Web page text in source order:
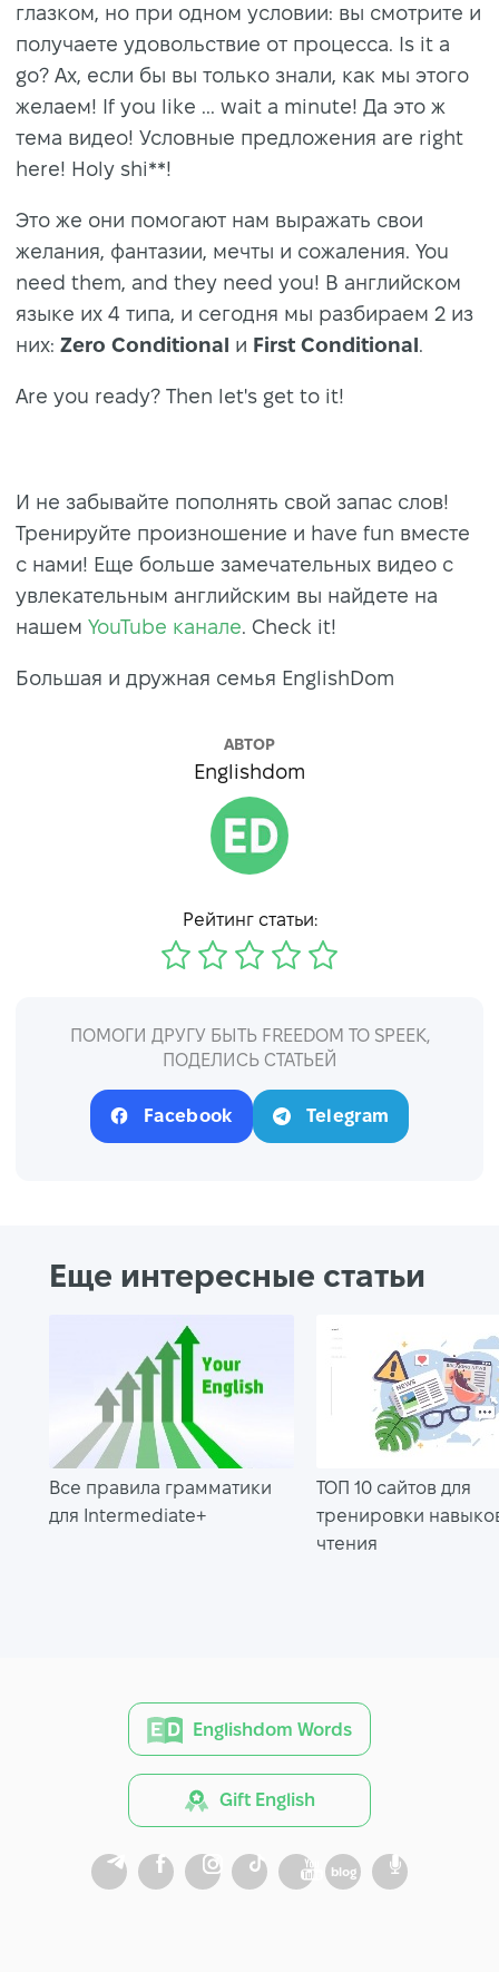
глазком, но при одном условии: вы смотрите и
получаете удовольствие от процесса. Is it a
go? Ах, если бы вы только знали, как мы этого
желаем! If you like ... wait a minute! Да это ж
тема видео! Условные предложения are right
here! Holy shi**!
Это же они помогают нам выражать свои
желания, фантазии, мечты и сожаления. You
need them, and they need you! В английском
языке их 4 типа, и сегодня мы разбираем 2 из
них: Zero Conditional и First Conditional.
Are you ready? Then let's get to it!
И не забывайте пополнять свой запас слов!
Тренируйте произношение и have fun вместе
с нами! Еще больше замечательных видео с
увлекательным английским вы найдете на
нашем YouTube канале. Check it!
Большая и дружная семья EnglishDom
АВТОР
Englishdom
Рейтинг статьи:
ПОМОГИ ДРУГУ БЫТЬ FREEDOM TO SPEEK,
ПОДЕЛИСЬ СТАТЬЕЙ
Facebook Telegram
Еще интересные статьи
Все правила грамматики
для Intermediate+
ТОП 10 сайтов для
тренировки
чтения
Englishdom Words
Gift English
blog